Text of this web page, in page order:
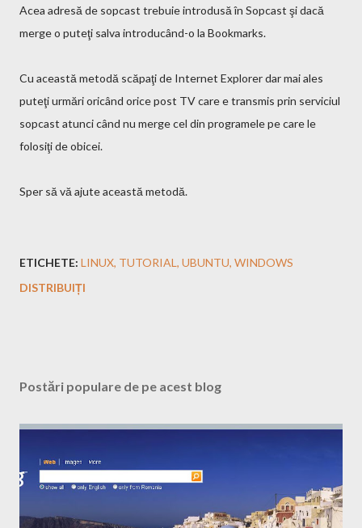
Acea adresă de sopcast trebuie introdusă în Sopcast şi dacă
merge o puteţi salva introducând-o la Bookmarks.
Cu această metodă scăpaţi de Internet Explorer dar mai ales
puteţi urmări oricând orice post TV care e transmis prin serviciul
sopcast atunci când nu merge cel din programele pe care le
folosiţi de obicei.
Sper să vă ajute această metodă.
ETICHETE: LINUX TUTORIAL UBUNTU WINDOWS
DISTRIBUIȚI
Postări populare de pe acest blog